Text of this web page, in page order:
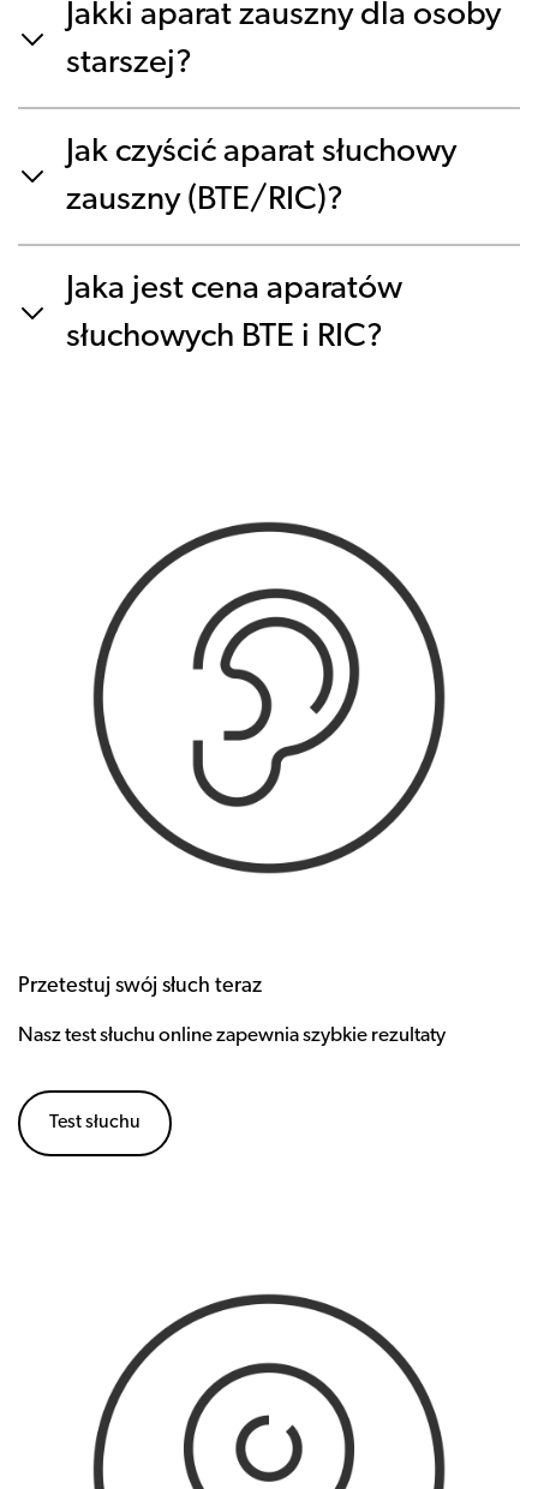
Jakki aparat zauszny dla osoby
starszej?
Jak czyścić aparat słuchowy
zauszny (BTE/RIC)?
Jaka jest cena aparatów
słuchowych BTE i RIC?
Przetestuj swój słuch teraz
Nasz test słuchu online zapewnia szybkie rezultaty
Test słuchu